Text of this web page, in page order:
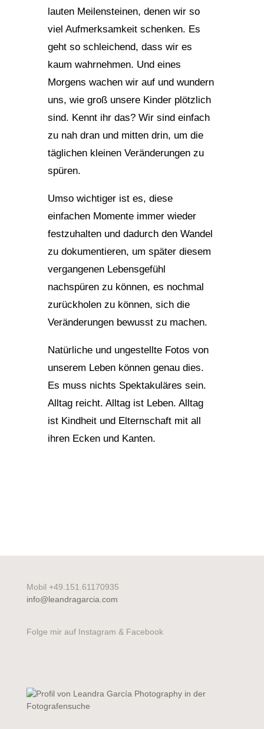
lauten Meilensteinen, denen wir so
viel Aufmerksamkeit schenken. Es
geht so schleichend, dass wir es
kaum wahrnehmen. Und eines
Morgens wachen wir auf und wundern
uns, wie groß unsere Kinder plötzlich
sind. Kennt ihr das? Wir sind einfach
zu nah dran und mitten drin, um die
täglichen kleinen Veränderungen zu
spüren.
Umso wichtiger ist es, diese
einfachen Momente immer wieder
festzuhalten und dadurch den Wandel
zu dokumentieren, um später diesem
vergangenen Lebensgefühl
nachspüren zu können, es nochmal
zurückholen zu können, sich die
Veränderungen bewusst zu machen.
Natürliche und ungestellte Fotos von
unserem Leben können genau dies.
Es muss nichts Spektakuläres sein.
Alltag reicht. Alltag ist Leben. Alltag
ist Kindheit und Elternschaft mit all
ihren Ecken und Kanten.
Mobil +49.151.61170935
info@leandragarcia.com
Folge mir auf Instagram & Facebook